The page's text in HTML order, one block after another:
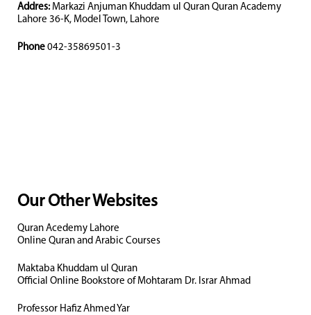
Addres: Markazi Anjuman Khuddam ul Quran Quran Academy
Lahore 36-K, Model Town, Lahore
Phone 042-35869501-3
Our Other Websites
Quran Acedemy Lahore
Online Quran and Arabic Courses
Maktaba Khuddam ul Quran
Official Online Bookstore of Mohtaram Dr. Israr Ahmad
Professor Hafiz Ahmed Yar